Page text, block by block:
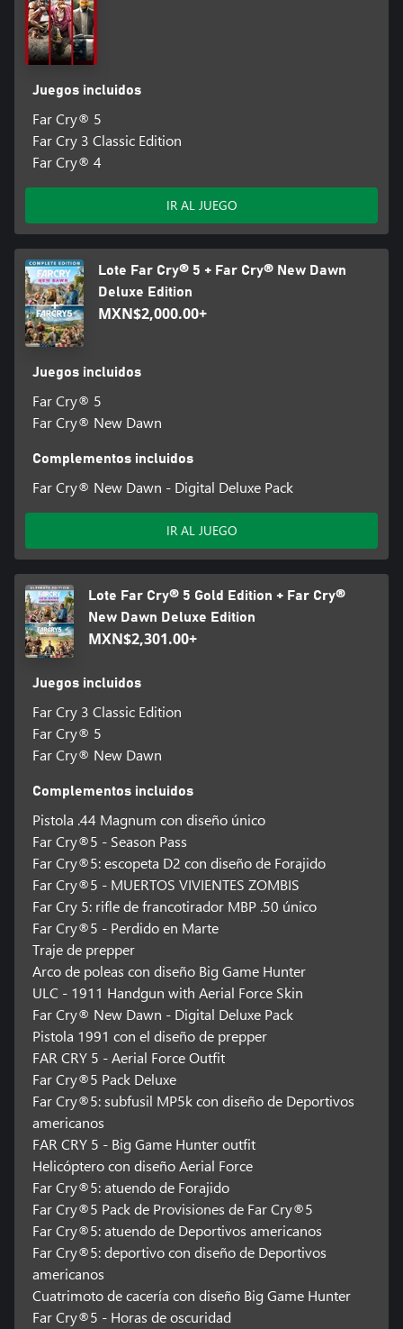
Juegos incluidos
Far Cry® 5
Far Cry 3 Classic Edition
Far Cry® 4
IR AL JUEGO
Lote Far Cry® 5 + Far Cry® New Dawn
Deluxe Edition
MXN$2,000.00+
Juegos incluidos
Far Cry® 5
Far Cry® New Dawn
Complementos incluidos
Far Cry® New Dawn - Digital Deluxe Pack
IR AL JUEGO
Lote Far Cry® 5 Gold Edition + Far Cry®
New Dawn Deluxe Edition
MXN$2,301.00+
Juegos incluidos
Far Cry 3 Classic Edition
Far Cry® 5
Far Cry® New Dawn
Complementos incluidos
Pistola .44 Magnum con diseño único
Far Cry®5 - Season Pass
Far Cry®5: escopeta D2 con diseño de Forajido
Far Cry®5 - MUERTOS VIVIENTES ZOMBIS
Far Cry 5: rifle de francotirador MBP .50 único
Far Cry®5 - Perdido en Marte
Traje de prepper
Arco de poleas con diseño Big Game Hunter
ULC - 1911 Handgun with Aerial Force Skin
Far Cry® New Dawn - Digital Deluxe Pack
Pistola 1991 con el diseño de prepper
FAR CRY 5 - Aerial Force Outfit
Far Cry®5 Pack Deluxe
Far Cry®5: subfusil MP5k con diseño de Deportivos
americanos
FAR CRY 5 - Big Game Hunter outfit
Helicóptero con diseño Aerial Force
Far Cry®5: atuendo de Forajido
Far Cry®5 Pack de Provisiones de Far Cry®5
Far Cry®5: atuendo de Deportivos americanos
Far Cry®5: deportivo con diseño de Deportivos
americanos
Cuatrimoto de cacería con diseño Big Game Hunter
Far Cry®5 - Horas de oscuridad